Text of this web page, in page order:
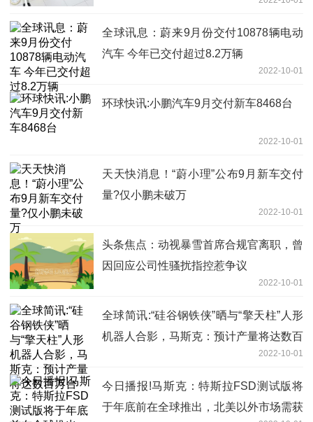
全球讯息：蔚来9月份交付10878辆电动
汽车 今年已交付超过8.2万辆
2022-10-01
环球快讯:小鹏汽车9月交付新车8468台
2022-10-01
天天快消息！“蔚小理”公布9月新车交付
量?仅小鹏未破万
2022-10-01
头条焦点：动视暴雪首席合规官离职，曾
因回应公司性骚扰指控惹争议
2022-10-01
全球简讯:“硅谷钢铁侠”晒与“擎天柱”人形
机器人合影，马斯克：预计产量将达数百
2022-10-01
今日播报!马斯克：特斯拉FSD测试版将
于年底前在全球推出，北美以外市场需获